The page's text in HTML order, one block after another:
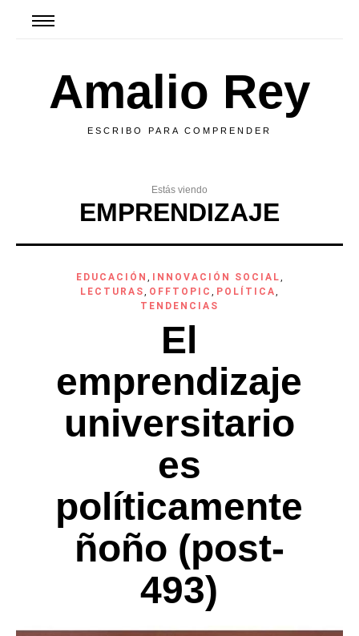
Amalio Rey
ESCRIBO PARA COMPRENDER
Estás viendo
EMPRENDIZAJE
EDUCACIÓN , INNOVACIÓN SOCIAL,
LECTURAS, OFFTOPIC, POLÍTICA,
TENDENCIAS
El
emprendizaje
universitario
es
políticamente
ñoño (post-
493)